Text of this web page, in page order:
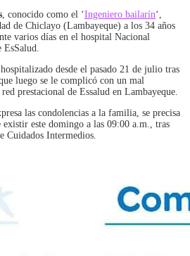
, conocido como el ‘Ingeniero bailarín‘,
de Chiclayo (Lambayeque) a los 34 años
varios días en el hospital Nacional
desde el pasado 21 de julio tras
luego se le complicó con un mal
prestacional de Essalud en Lambayeque.
las condolencias a la familia, se precisa
este domingo a las 09:00 a.m., tras
Cuidados Intermedios.